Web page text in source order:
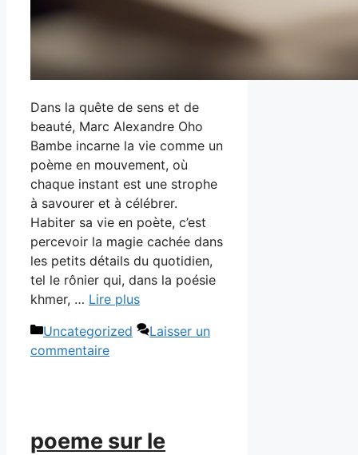
Dans la quête de sens et de
beauté, Marc Alexandre Oho
Bambe incarne la vie comme un
poème en mouvement, où
chaque instant est une strophe
à savourer et à célébrer.
Habiter sa vie en poète, c’est
percevoir la magie cachée dans
les petits détails du quotidien,
tel le rônier qui, dans la poésie
khmer, … Lire plus
Catégories
Uncategorized
Laisser un
commentaire
poeme sur le